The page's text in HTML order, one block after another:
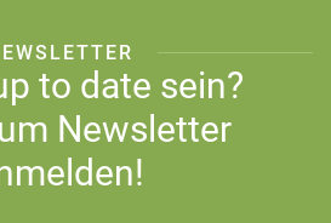
to date sein?
Newsletter